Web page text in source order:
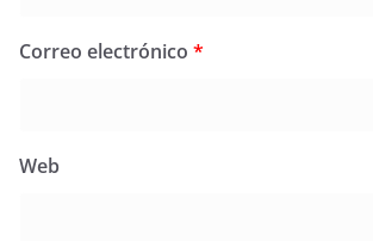
Correo electrónico *
Web